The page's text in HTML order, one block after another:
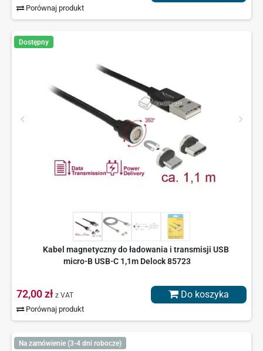
Porównaj produkt
Dostępny
Kabel magnetyczny do ładowania i transmisji USB
micro-B USB-C 1,1m Delock 85723
72,00 zł z VAT
Porównaj produkt
Do koszyka
Na zamówienie (3-4 dni robocze)